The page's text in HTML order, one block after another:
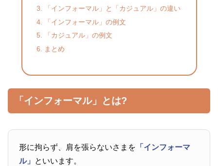
「インフォーマル」と「カジュアル」の違い
「インフォーマル」の例文
「カジュアル」の例文
まとめ
「インフォーマル」とは?
形に拘らず、肩を張らないさまを 「インフォーマ
ル」 といいます。